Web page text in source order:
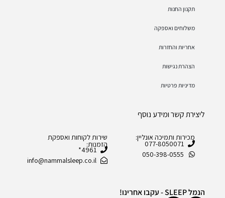
תקנון החנות
משלוחים ואספקה
אחריות והחזרות
הצהרת נגישות
מדיניות פרטיות
ליצירת קשר ומידע נוסף
מכירות ותמיכה אונליין:
077-8050071
050-398-0555
שירות לקוחות ואספקת
הזמנות:
4961*
info@nammalsleep.co.il
הנמל SLEEP - עקבו אחרינו!